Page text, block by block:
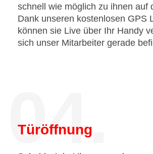
schnell wie möglich zu ihnen auf
Dank unseren kostenlosen GPS
können sie Live über Ihr Handy
sich unser Mitarbeiter gerade
04.
Türöffnung